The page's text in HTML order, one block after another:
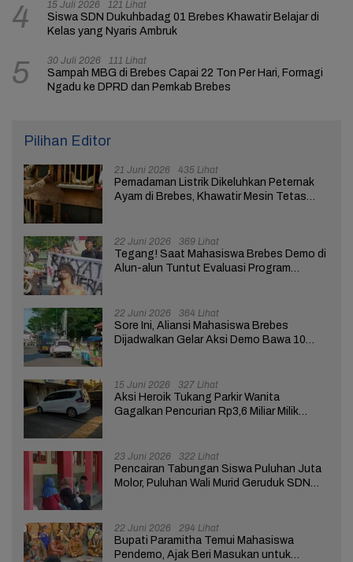
4 15 Juli 2026 121 Lihat
Siswa SDN Dukuhbadag 01 Brebes Khawatir Belajar di
Kelas yang Nyaris Ambruk
5 30 Juli 2026 111 Lihat
Sampah MBG di Brebes Capai 22 Ton Per Hari, Formagi
Ngadu ke DPRD dan Pemkab Brebes
Pilihan Editor
21 Juni 2026 435 Lihat
Pemadaman Listrik Dikeluhkan Peternak
Ayam di Brebes, Khawatir Mesin Tetas
22 Juni 2026 369 Lihat
Tegang! Saat Mahasiswa Brebes Demo di
Alun-alun Tuntut Evaluasi Program
22 Juni 2026 364 Lihat
Sore Ini, Aliansi Mahasiswa Brebes
Dijadwalkan Gelar Aksi Demo Bawa 10
15 Juni 2026 327 Lihat
Aksi Heroik Tukang Parkir Wanita
Gagalkan Pencurian Rp3,6 Miliar Milik
23 Juni 2026 322 Lihat
Pencairan Tabungan Siswa Puluhan Juta
Molor, Puluhan Wali Murid Geruduk SDN
22 Juni 2026 294 Lihat
Bupati Paramitha Temui Mahasiswa
Pendemo, Ajak Beri Masukan untuk